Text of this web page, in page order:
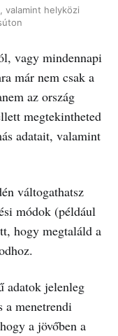
valamint helyközi
vagy mindennapi
már nem csak a
az ország
megtekintheted
adatait, valamint
váltogathatsz
módok (például
hogy megtaláld a
adatok jelenleg
a menetrendi
a jövőben a